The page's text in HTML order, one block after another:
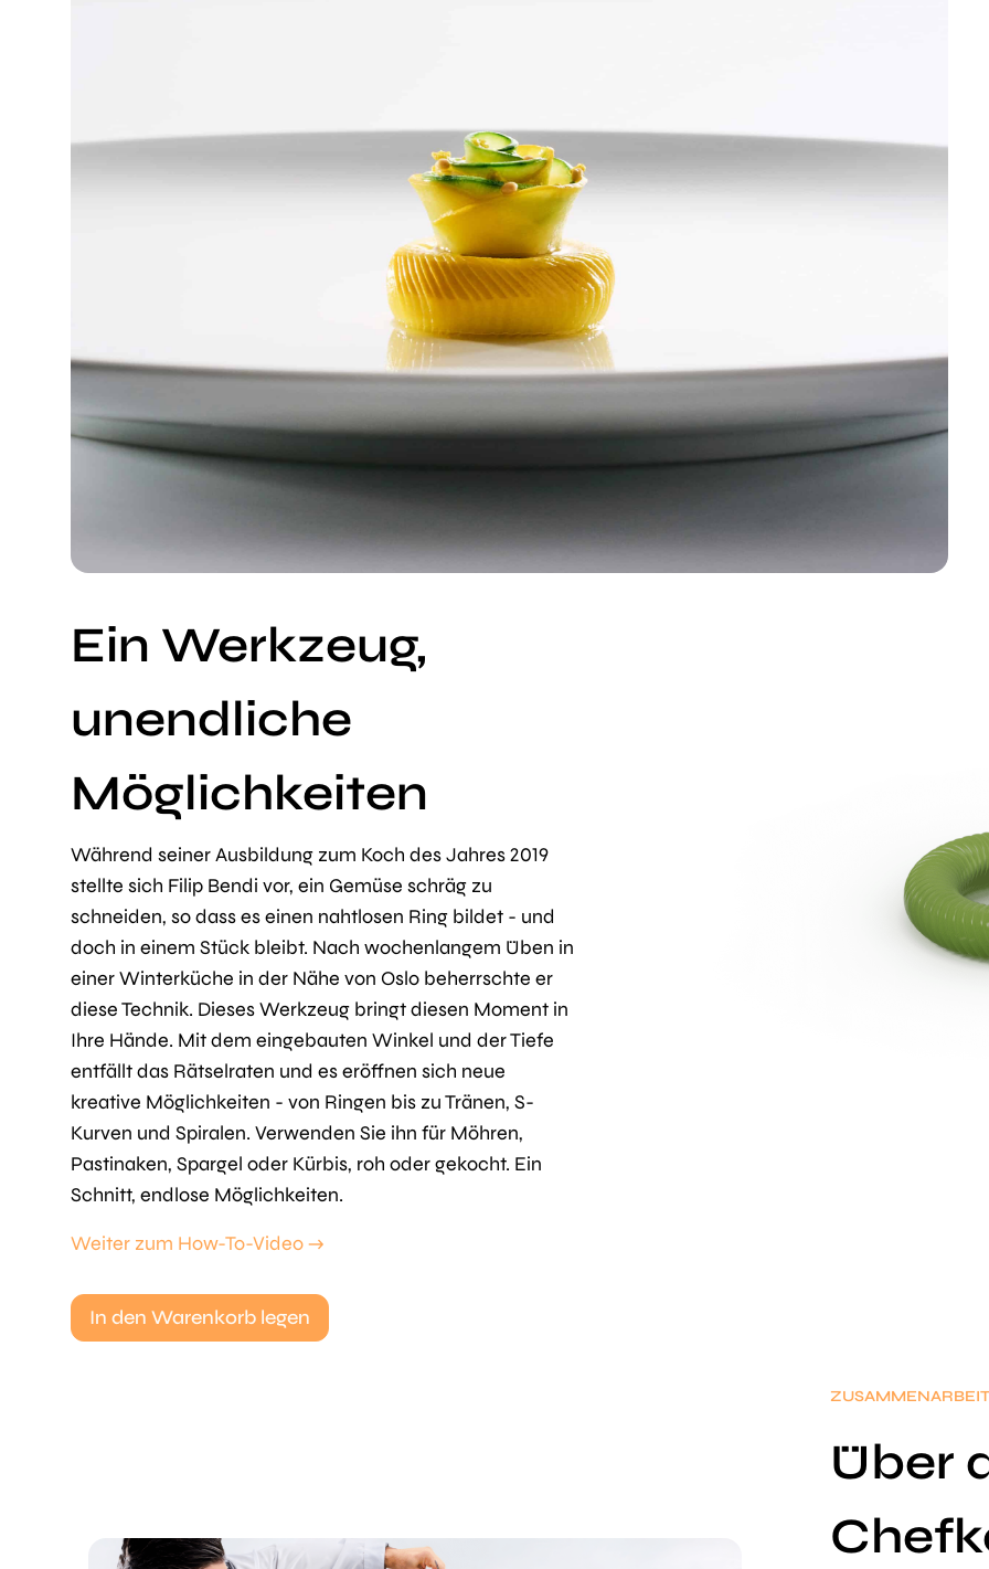
Ein Werkzeug,
unendliche
Möglichkeiten
Während seiner Ausbildung zum Koch des Jahres 2019
stellte sich Filip Bendi vor, ein Gemüse schräg zu
schneiden, so dass es einen nahtlosen Ring bildet - und
doch in einem Stück bleibt. Nach wochenlangem Üben in
einer Winterküche in der Nähe von Oslo beherrschte er
diese Technik. Dieses Werkzeug bringt diesen Moment in
Ihre Hände. Mit dem eingebauten Winkel und der Tiefe
entfällt das Rätselraten und es eröffnen sich neue
kreative Möglichkeiten - von Ringen bis zu Tränen, S-
Kurven und Spiralen. Verwenden Sie ihn für Möhren,
Pastinaken, Spargel oder Kürbis, roh oder gekocht. Ein
Schnitt, endlose Möglichkeiten.
Weiter zum How-To-Video →
In den Warenkorb legen
ZUSAMMENARBEIT
Über